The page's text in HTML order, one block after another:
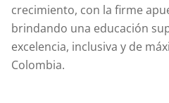
crecimiento, con la firme
brindando una educación
excelencia, inclusiva y de
Colombia.